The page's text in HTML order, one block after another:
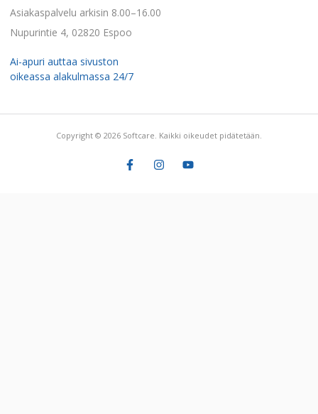
Asiakaspalvelu arkisin 8.00–16.00
Nupurintie 4, 02820 Espoo
Ai-apuri auttaa sivuston
oikeassa alakulmassa 24/7
Copyright © 2026 Softcare. Kaikki oikeudet pidätetään.